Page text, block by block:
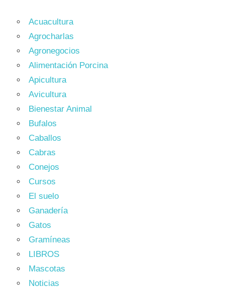
Acuacultura
Agrocharlas
Agronegocios
Alimentación Porcina
Apicultura
Avicultura
Bienestar Animal
Bufalos
Caballos
Cabras
Conejos
Cursos
El suelo
Ganadería
Gatos
Gramíneas
LIBROS
Mascotas
Noticias